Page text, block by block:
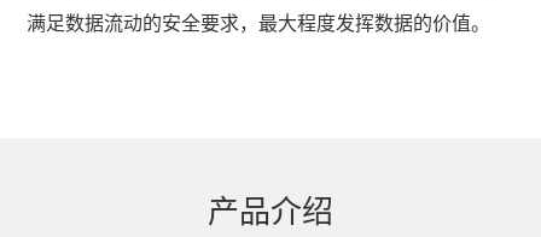
满足数据流动的安全要求，最大程度发挥数据的价值。
产品介绍